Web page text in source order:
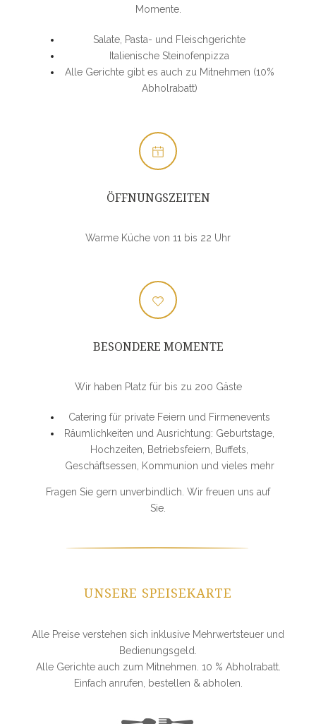
Momente.
Salate, Pasta- und Fleischgerichte
Italienische Steinofenpizza
Alle Gerichte gibt es auch zu Mitnehmen (10%
Abholrabatt)
ÖFFNUNGSZEITEN
Warme Küche von 11 bis 22 Uhr
BESONDERE MOMENTE
Wir haben Platz für bis zu 200 Gäste
Catering für private Feiern und Firmenevents
Räumlichkeiten und Ausrichtung: Geburtstage,
Hochzeiten, Betriebsfeiern, Buffets,
Geschäftsessen, Kommunion und vieles mehr
Fragen Sie gern unverbindlich. Wir freuen uns auf
Sie.
UNSERE SPEISEKARTE
Alle Preise verstehen sich inklusive Mehrwertsteuer und
Bedienungsgeld.
Alle Gerichte auch zum Mitnehmen. 10 % Abholrabatt.
Einfach anrufen, bestellen & abholen.